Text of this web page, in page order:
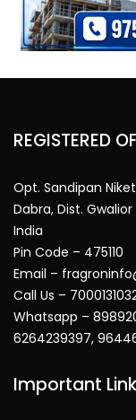
REGISTERED
Opt. Sandipan
Dabra, Dist. Gwalior
India
Pin Code – 475110
Email –
Call Us –
Whatsapp –
6264239397,
Important